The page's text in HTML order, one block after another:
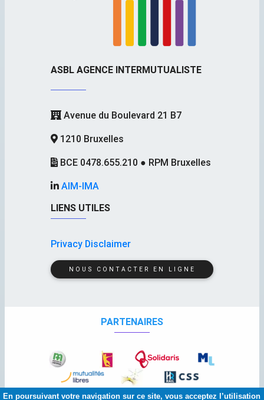
En poursuivant votre navigation sur ce site, vous acceptez l’utilisation
ASBL AGENCE INTERMUTUALISTE
Avenue du Boulevard 21 B7
1210 Bruxelles
BCE 0478.655.210 ● RPM Bruxelles
AIM-IMA
LIENS UTILES
Privacy Disclaimer
NOUS CONTACTER EN LIGNE
PARTENAIRES